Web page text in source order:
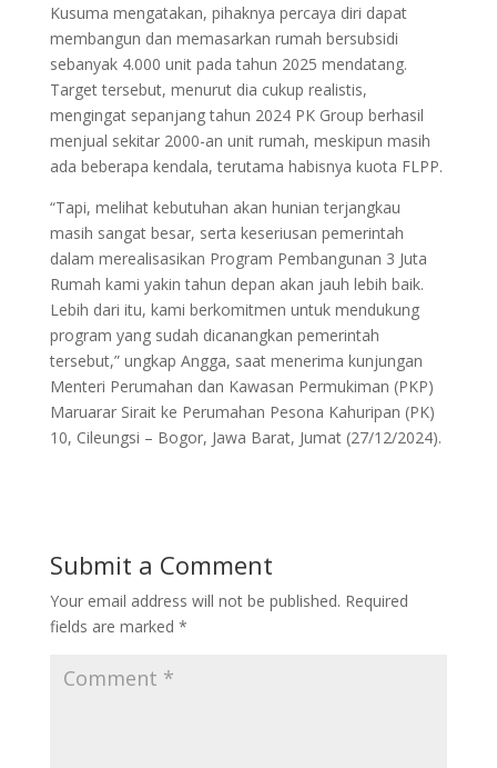
Kusuma mengatakan, pihaknya percaya diri dapat
membangun dan memasarkan rumah bersubsidi
sebanyak 4.000 unit pada tahun 2025 mendatang.
Target tersebut, menurut dia cukup realistis,
mengingat sepanjang tahun 2024 PK Group berhasil
menjual sekitar 2000-an unit rumah, meskipun masih
ada beberapa kendala, terutama habisnya kuota FLPP.
“Tapi, melihat kebutuhan akan hunian terjangkau
masih sangat besar, serta keseriusan pemerintah
dalam merealisasikan Program Pembangunan 3 Juta
Rumah kami yakin tahun depan akan jauh lebih baik.
Lebih dari itu, kami berkomitmen untuk mendukung
program yang sudah dicanangkan pemerintah
tersebut,” ungkap Angga, saat menerima kunjungan
Menteri Perumahan dan Kawasan Permukiman (PKP)
Maruarar Sirait ke Perumahan Pesona Kahuripan (PK)
10, Cileungsi – Bogor, Jawa Barat, Jumat (27/12/2024).
Submit a Comment
Your email address will not be published. Required
fields are marked *